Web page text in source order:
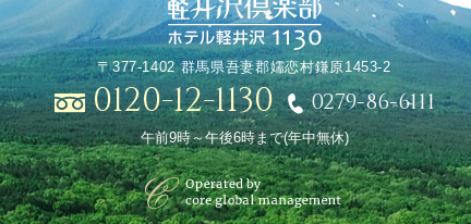
〒377-1402 群馬県吾妻郡嬬恋村鎌原1453-2
0120-12-1130 0279-86-6111
午前9時～午後6時まで(年中無休)